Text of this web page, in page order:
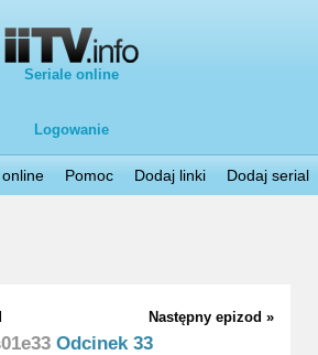
Seriale online
Logowanie
Pomoc Dodaj linki Dodaj serial
Następny epizod »
Odcinek 33